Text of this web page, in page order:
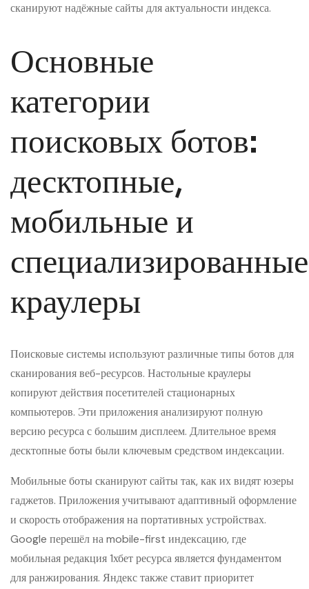
сканируют надёжные сайты для актуальности индекса.
Основные
категории
поисковых ботов:
десктопные,
мобильные и
специализированные
краулеры
Поисковые системы используют различные типы ботов для
сканирования веб-ресурсов. Настольные краулеры
копируют действия посетителей стационарных
компьютеров. Эти приложения анализируют полную
версию ресурса с большим дисплеем. Длительное время
десктопные боты были ключевым средством индексации.
Мобильные боты сканируют сайты так, как их видят юзеры
гаджетов. Приложения учитывают адаптивный оформление
и скорость отображения на портативных устройствах.
Google перешёл на mobile-first индексацию, где
мобильная редакция 1хбет ресурса является фундаментом
для ранжирования. Яндекс также ставит приоритет